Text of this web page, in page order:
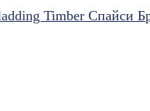
Timber Спайси